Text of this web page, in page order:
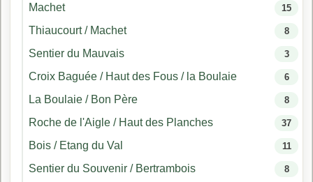
Machet
15
Thiaucourt / Machet 8
Sentier du Mauvais 3
Croix Baguée / Haut des Fous / la Boulaie 6
La Boulaie / Bon Père 8
Roche de l'Aigle / Haut des Planches 37
Bois / Etang du Val 11
Sentier du Souvenir / Bertrambois 8